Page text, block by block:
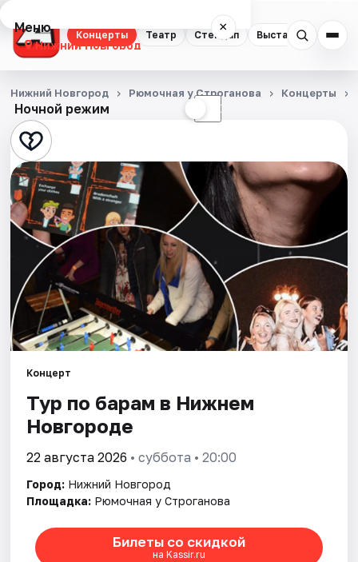
Концерты Театр Стендап Выставки
Меню ×
Нижний Новгород
Концерты
Театр
Стендап
Выставки
Квесты
Экскурсии
Спорт
События
Города
Площадки
Рейтинги
Ночной режим ☾
Нижний Новгород Рюмочная у Строганова Концерты
Концерт
Тур по барам в Нижнем
Новгороде
22 августа 2026 • суббота • 20:00
Город: Нижний Новгород
Площадка: Рюмочная у Строганова
Билеты со скидкой
на Kassir.ru